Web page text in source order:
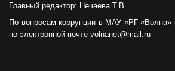
Главный редактор: Нечаева Т.В.
По вопросам коррупции в МАУ «РГ «Волна»
по электронной почте volnanet@mail.ru